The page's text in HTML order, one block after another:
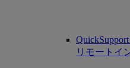
リモートイ